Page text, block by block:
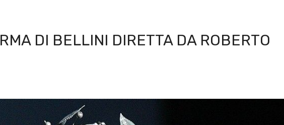
DI BELLINI DIRETTA DA ROBERTO